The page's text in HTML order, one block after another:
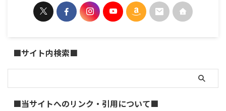
■サイト内検索■
■当サイトへのリンク・引用について■